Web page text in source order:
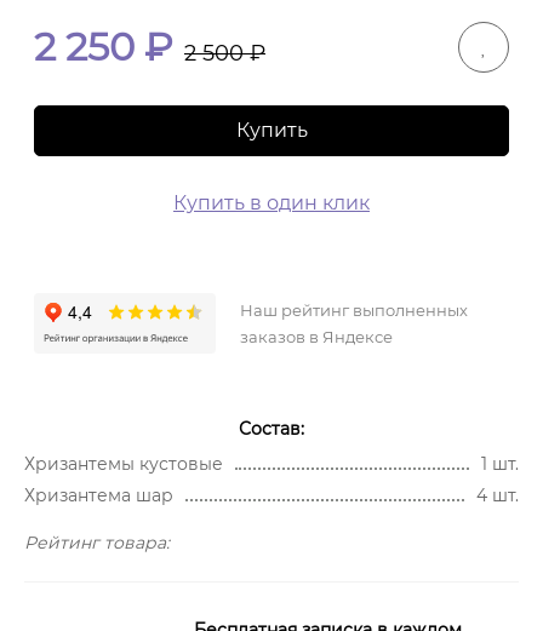
2 250 ₽ 2 500₽
Купить
Купить в один клик
Наш рейтинг выполненных
заказов в Яндексе
Состав:
Хризантемы кустовые
1 шт.
Хризантема шар
4 шт.
Рейтинг товара: